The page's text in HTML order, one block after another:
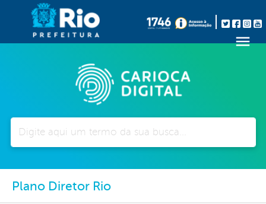
Plano Diretor Rio